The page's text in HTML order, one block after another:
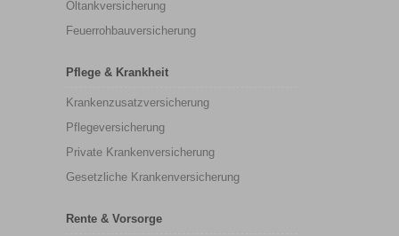
Öltankversicherung
Feuerrohbauversicherung
Pflege & Krankheit
Krankenzusatzversicherung
Pflegeversicherung
Private Krankenversicherung
Gesetzliche Krankenversicherung
Rente & Vorsorge